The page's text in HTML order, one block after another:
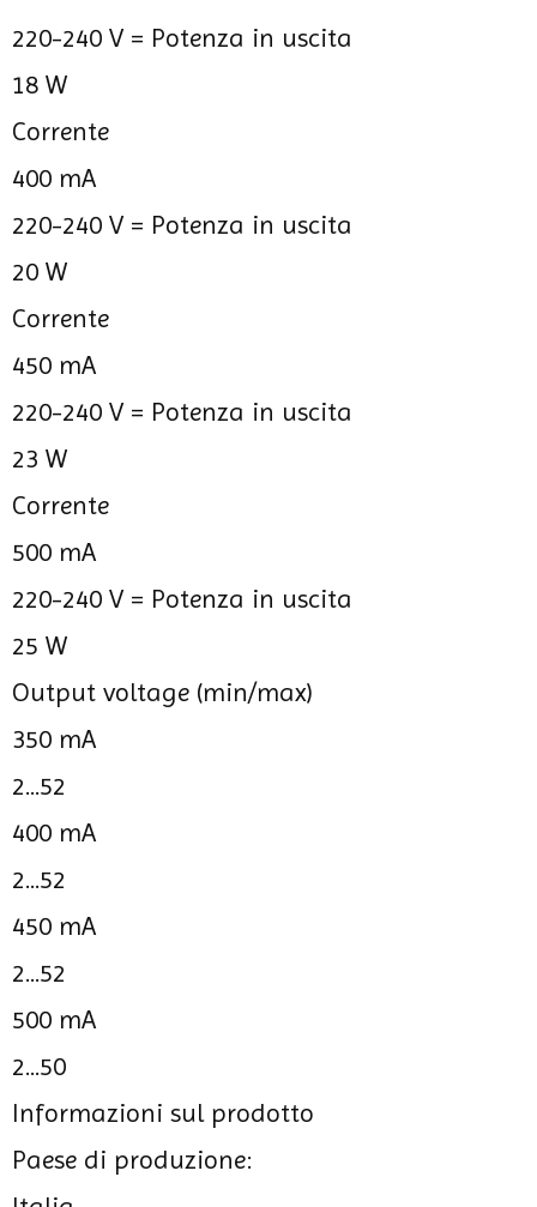
220-240 V = Potenza in uscita
18 W
Corrente
400 mA
220-240 V = Potenza in uscita
20 W
Corrente
450 mA
220-240 V = Potenza in uscita
23 W
Corrente
500 mA
220-240 V = Potenza in uscita
25 W
Output voltage (min/max)
350 mA
2...52
400 mA
2...52
450 mA
2...52
500 mA
2...50
Informazioni sul prodotto
Paese di produzione: